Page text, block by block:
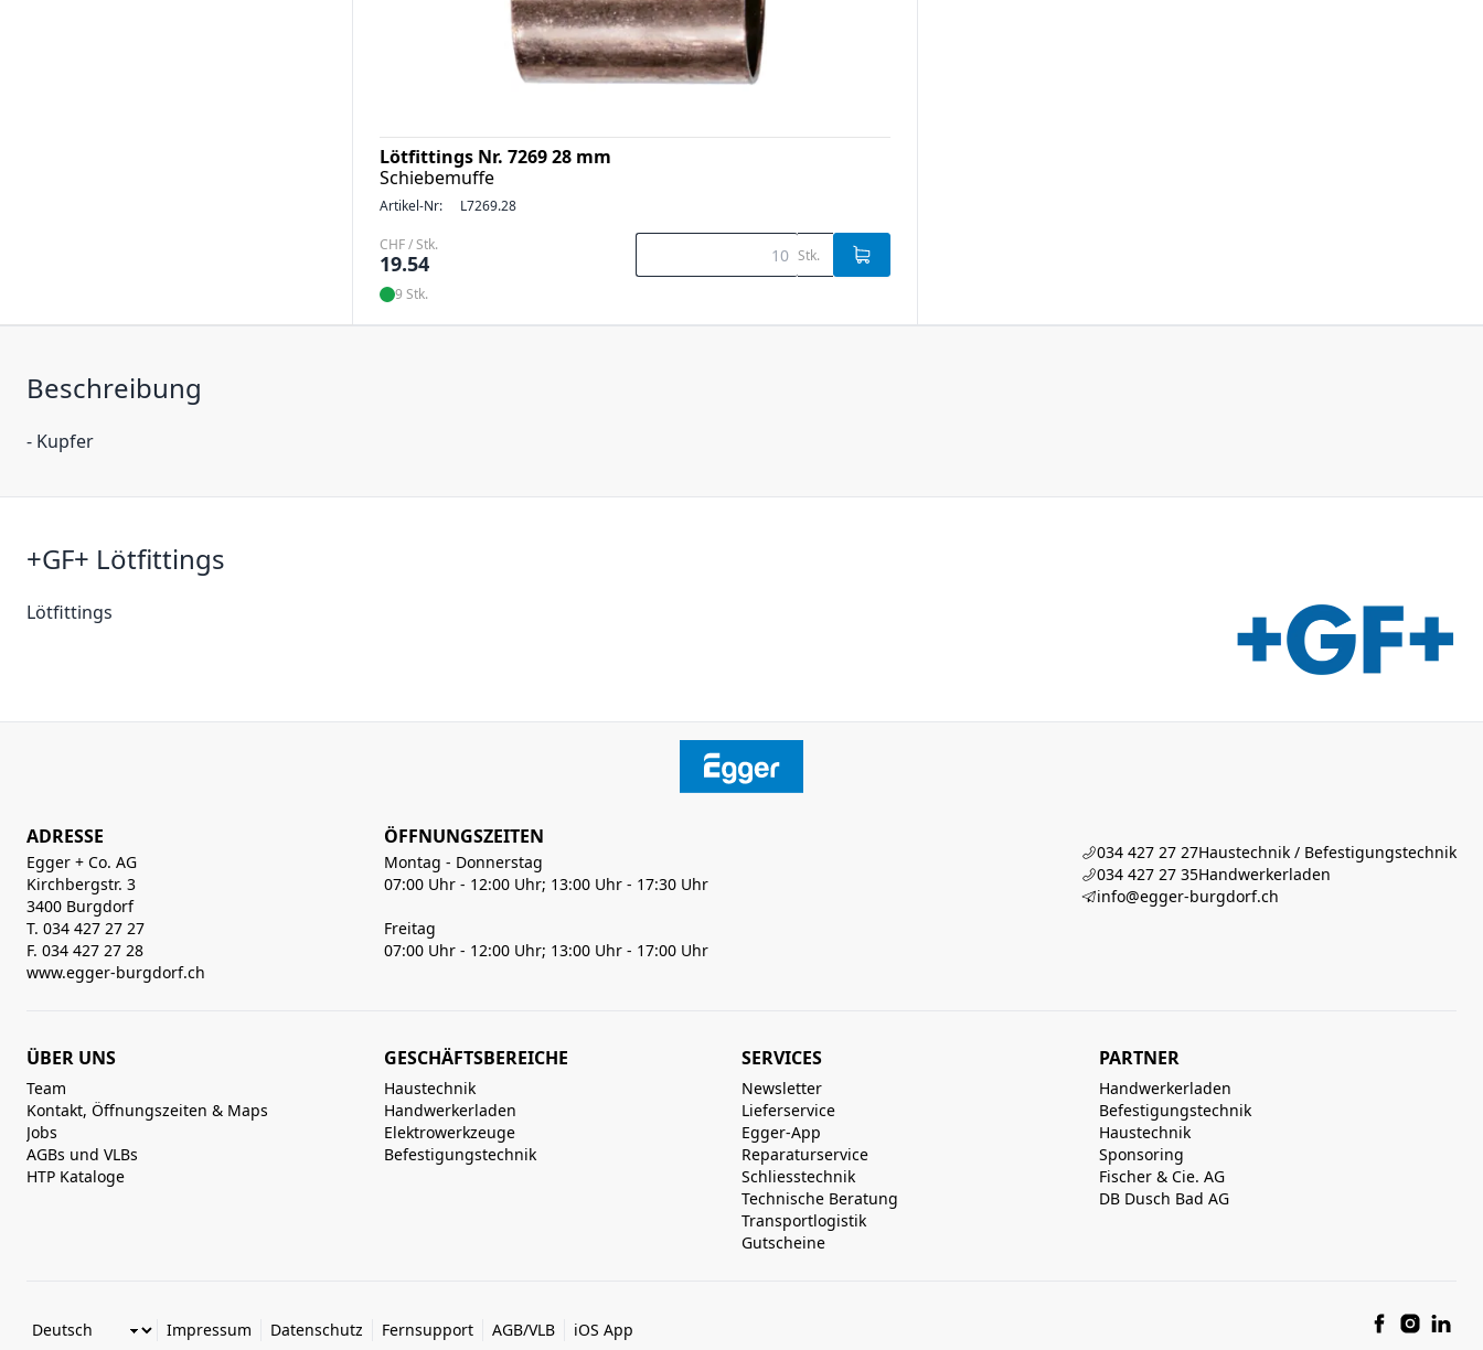
Lötfittings Nr. 7269 28 mm
Schiebemuffe
Artikel-Nr: L7269.28
CHF / Stk.
19.54 Stk.
9 Stk.
Beschreibung
- Kupfer
+GF+ Lötfittings
Lötfittings
ADRESSE
Egger + Co. AG
Kirchbergstr. 3
3400 Burgdorf
T. 034 427 27 27
F. 034 427 27 28
www.egger-burgdorf.ch
ÖFFNUNGSZEITEN
Montag - Donnerstag
07:00 Uhr - 12:00 Uhr; 13:00 Uhr - 17:30 Uhr
Freitag
07:00 Uhr - 12:00 Uhr; 13:00 Uhr - 17:00 Uhr
034 427 27 27Haustechnik / Befestigungstechnik
034 427 27 35Handwerkerladen
info@egger-burgdorf.ch
ÜBER UNS
Team
Kontakt, Öffnungszeiten & Maps
Jobs
AGBs und VLBs
HTP Kataloge
GESCHÄFTSBEREICHE
Haustechnik
Handwerkerladen
Elektrowerkzeuge
Befestigungstechnik
SERVICES
Newsletter
Lieferservice
Egger-App
Reparaturservice
Schliesstechnik
Technische Beratung
Transportlogistik
Gutscheine
PARTNER
Handwerkerladen
Befestigungstechnik
Haustechnik
Sponsoring
Fischer & Cie. AG
DB Dusch Bad AG
Impressum Datenschutz Fernsupport AGB/VLB iOS App